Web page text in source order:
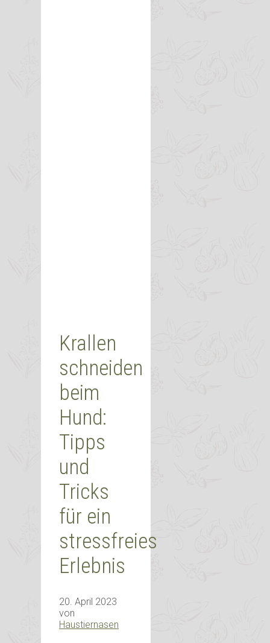
Krallen
schneiden
beim
Hund:
Tipps
und
Tricks
für ein
stressfreies
Erlebnis
20. April 2023
von
Haustiernasen